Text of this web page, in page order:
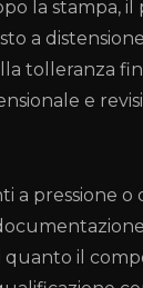
la stampa, il
a
tolleranza
e
a pressione o
il